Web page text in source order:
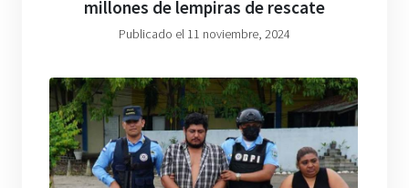
millones de lempiras de rescate
Publicado el 11 noviembre, 2024